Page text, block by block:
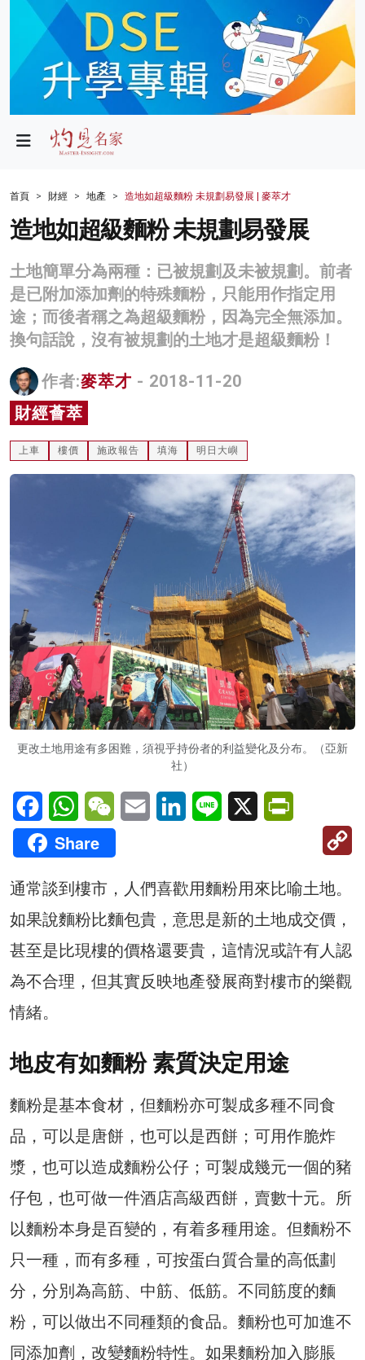
政局
財經
生活
商業
科技
名家榜
灼見活動
關於我們
首頁 財經 地產 造地如超級麵粉 未規劃易發展 | 麥萃才
造地如超級麵粉 未規劃易發展
土地簡單分為兩種：已被規劃及未被規劃。前者
是已附加添加劑的特殊麵粉，只能用作指定用
途；而後者稱之為超級麵粉，因為完全無添加。
換句話說，沒有被規劃的土地才是超級麵粉！
作者:麥萃才 - 2018-11-20
財經薈萃
上車 樓價 施政報告 填海 明日大嶼
更改土地用途有多困難，須視乎持份者的利益變化及分布。（亞新
社）
FacebookWhatsAppWeChatEmail LinkedInLine X
Share
通常談到樓市，人們喜歡用麵粉用來比喻土地。
如果說麵粉比麵包貴，意思是新的土地成交價，
甚至是比現樓的價格還要貴，這情況或許有人認
為不合理，但其實反映地產發展商對樓市的樂觀
情緒。
地皮有如麵粉 素質決定用途
麵粉是基本食材，但麵粉亦可製成多種不同食
品，可以是唐餅，也可以是西餅；可用作脆炸
漿，也可以造成麵粉公仔；可製成幾元一個的豬
仔包，也可做一件酒店高級西餅，賣數十元。所
以麵粉本身是百變的，有着多種用途。但麵粉不
只一種，而有多種，可按蛋白質合量的高低劃
分，分別為高筋、中筋、低筋。不同筋度的麵
粉，可以做出不同種類的食品。麵粉也可加進不
同添加劑，改變麵粉特性。如果麵粉加入膨脹